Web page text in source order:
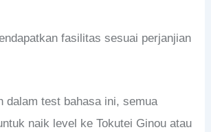
fasilitas sesuai perjanjian
dalam test bahasa ini, semua
naik level ke Tokutei Ginou atau